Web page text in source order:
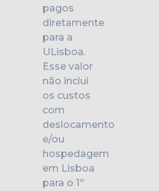
pagos
diretamente
para a
ULisboa.
Esse valor
não inclui
os custos
com
deslocamento
e/ou
hospedagem
em Lisboa
para o 1º